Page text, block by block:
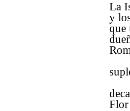
La
y
que